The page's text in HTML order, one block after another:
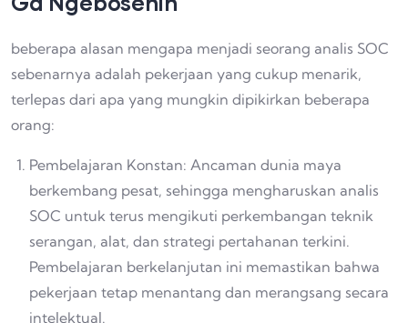
beberapa alasan mengapa menjadi seorang analis SOC
sebenarnya adalah pekerjaan yang cukup menarik,
terlepas dari apa yang mungkin dipikirkan beberapa
orang:
Pembelajaran Konstan: Ancaman dunia maya
berkembang pesat, sehingga mengharuskan analis
SOC untuk terus mengikuti perkembangan teknik
serangan, alat, dan strategi pertahanan terkini.
Pembelajaran berkelanjutan ini memastikan bahwa
pekerjaan tetap menantang dan merangsang secara
intelektual.